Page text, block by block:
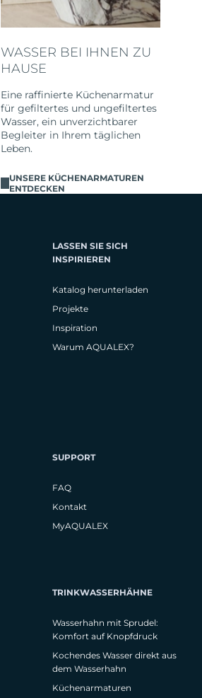
WASSER BEI IHNEN ZU
HAUSE
Eine raffinierte Küchenarmatur
für gefiltertes und ungefiltertes
Wasser, ein unverzichtbarer
Begleiter in Ihrem täglichen
Leben.
UNSERE KÜCHENARMATUREN
ENTDECKEN
LASSEN SIE SICH
INSPIRIEREN
Katalog herunterladen
Projekte
Inspiration
Warum AQUALEX?
SUPPORT
FAQ
Kontakt
MyAQUALEX
TRINKWASSERHÄHNE
Wasserhahn mit Sprudel:
Komfort auf Knopfdruck
Kochendes Wasser direkt aus
dem Wasserhahn
Küchenarmaturen